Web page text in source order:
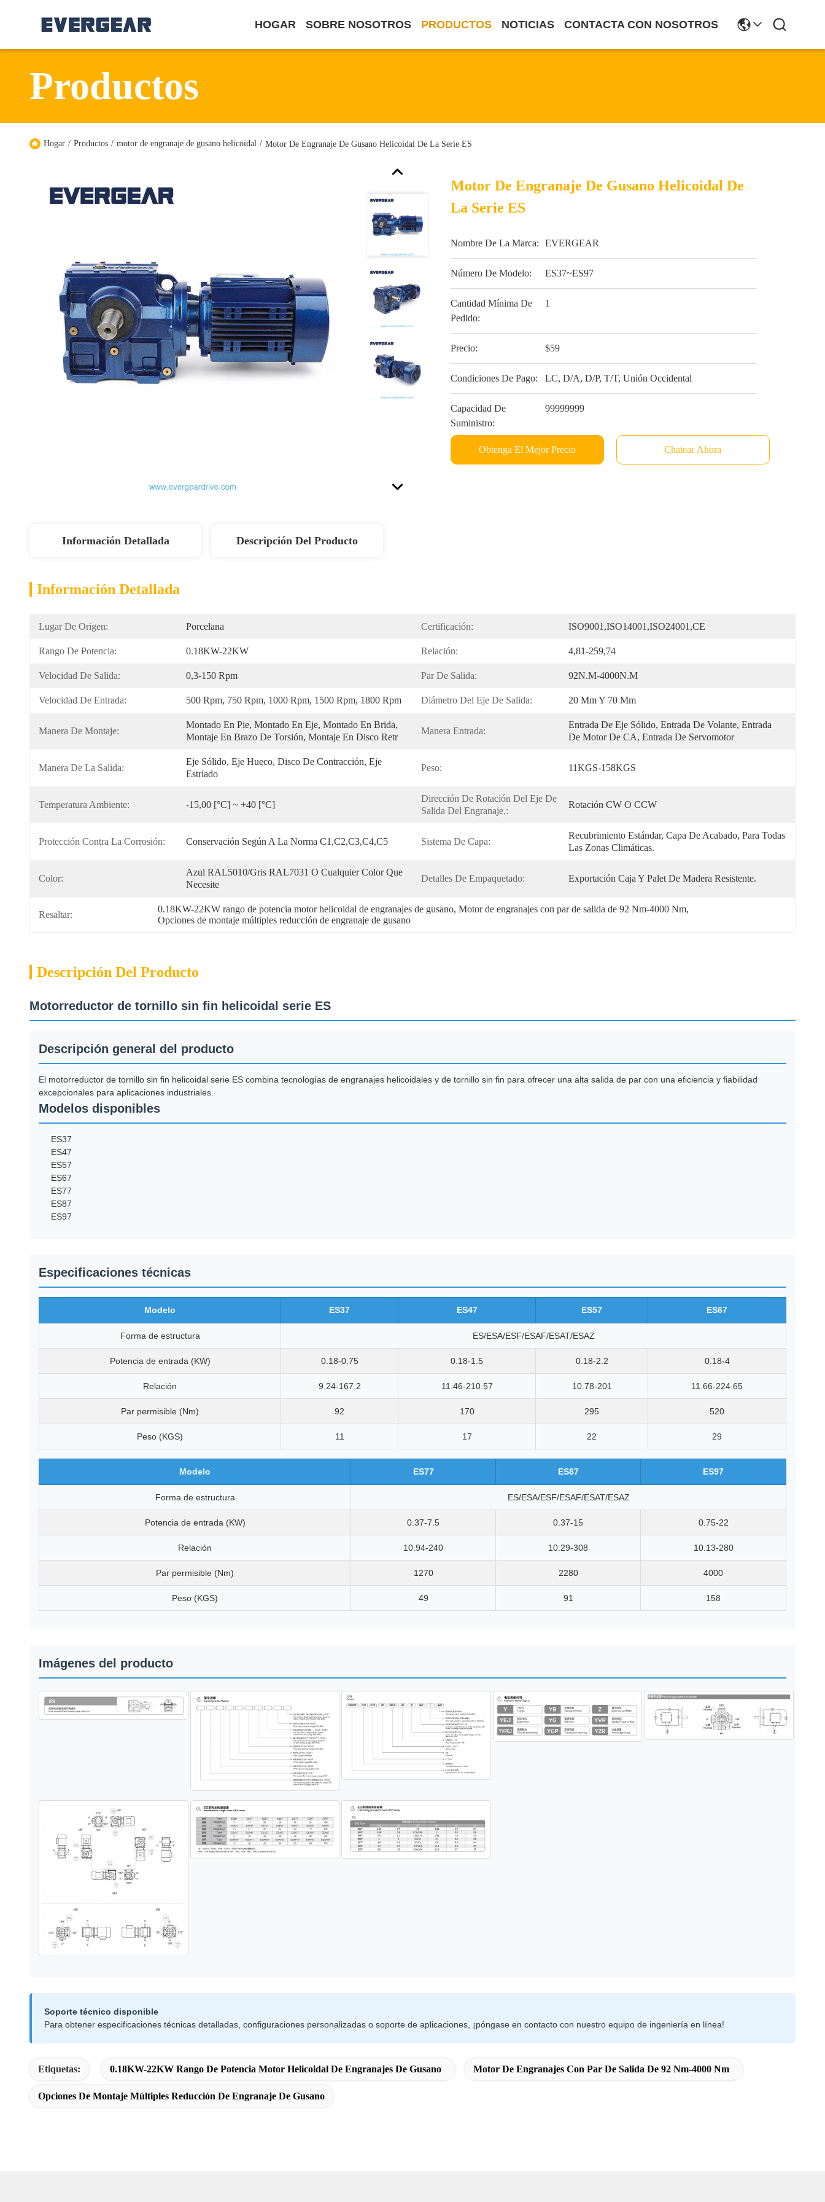
HOGAR SOBRE NOSOTROS PRODUCTOS NOTICIAS CONTACTA CON NOSOTROS
Productos
Hogar / Productos / motor de engranaje de gusano helicoidal / Motor De Engranaje De Gusano Helicoidal De La Serie ES
Motor De Engranaje De Gusano Helicoidal De
La Serie ES
Nombre De La Marca: EVERGEAR
Número De Modelo: ES37~ES97
Cantidad Mínima De
Pedido:
1
Precio: $59
Condiciones De Pago: LC, D/A, D/P, T/T, Unión Occidental
Capacidad De
Suministro:
99999999
Obtenga El Mejor Precio Chatear Ahora
Información Detallada Descripción Del Producto
Información Detallada
Lugar De Origen: Porcelana Certificación: ISO9001,ISO14001,ISO24001,CE
Rango De Potencia: 0.18KW-22KW Relación: 4,81-259,74
Velocidad De Salida: 0,3-150 Rpm Par De Salida: 92N.m-4000N.m
Velocidad De Entrada: 500 Rpm, 750 Rpm, 1000 Rpm, 1500 Rpm, 1800 Rpm Diámetro Del Eje De Salida: 20 Mm Y 70 Mm
Manera De Montaje:
Montado En Pie, Montado En Eje, Montado En Brida,
Montaje En Brazo De Torsión, Montaje En Disco Retr
Manera Entrada:
Entrada De Eje Sólido, Entrada De Volante, Entrada
De Motor De CA, Entrada De Servomotor
Manera De La Salida:
Eje Sólido, Eje Hueco, Disco De Contracción, Eje
Estriado
Peso: 11KGS-158KGS
Temperatura Ambiente: -15,00 [°C] ~ +40 [°C]
Dirección De Rotación Del Eje De
Salida Del Engranaje.:
Rotación CW O CCW
Protección Contra La Corrosión: Conservación Según A La Norma C1,C2,C3,C4,C5 Sistema De Capa:
Recubrimiento Estándar, Capa De Acabado, Para Todas
Las Zonas Climáticas.
Color:
Azul RAL5010/Gris RAL7031 O Cualquier Color Que
Necesite
Detalles De Empaquetado: Exportación Caja Y Palet De Madera Resistente.
Resaltar:
0.18KW-22KW rango de potencia motor helicoidal de engranajes de gusano, Motor de engranajes con par de salida de 92 Nm-4000 Nm,
Opciones de montaje múltiples reducción de engranaje de gusano
Descripción Del Producto
Motorreductor de tornillo sin fin helicoidal serie ES
Descripción general del producto
El motorreductor de tornillo sin fin helicoidal serie ES combina tecnologías de engranajes helicoidales y de tornillo sin fin para ofrecer una alta salida de par con una eficiencia y fiabilidad
excepcionales para aplicaciones industriales.
Modelos disponibles
ES37
ES47
ES57
ES67
ES77
ES87
ES97
Especificaciones técnicas
Modelo ES37 ES47 ES57 ES67
Forma de estructura ES/ESA/ESF/ESAF/ESAT/ESAZ
Potencia de entrada (KW) 0.18-0.75 0.18-1.5 0.18-2.2 0.18-4
Relación 9.24-167.2 11.46-210.57 10.78-201 11.66-224.65
Par permisible (Nm) 92 170 295 520
Peso (KGS) 11 17 22 29
Modelo ES77 ES87 ES97
Forma de estructura ES/ESA/ESF/ESAF/ESAT/ESAZ
Potencia de entrada (KW) 0.37-7.5 0.37-15 0.75-22
Relación 10.94-240 10.29-308 10.13-280
Par permisible (Nm) 1270 2280 4000
Peso (KGS) 49 91 158
Imágenes del producto
Soporte técnico disponible
Para obtener especificaciones técnicas detalladas, configuraciones personalizadas o soporte de aplicaciones, ¡póngase en contacto con nuestro equipo de ingeniería en línea!
Etiquetas: 0.18KW-22KW Rango De Potencia Motor Helicoidal De Engranajes De Gusano Motor De Engranajes Con Par De Salida De 92 Nm-4000 Nm
Opciones De Montaje Múltiples Reducción De Engranaje De Gusano